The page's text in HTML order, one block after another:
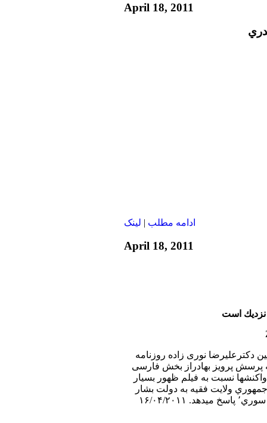
April 18, 2011
ادامه مطلب | لينک
April 18, 2011
نزديك است
دکترعليرضا نوری زاده روزنامه
پرسش پرويز بهادراز بخش فارسی
نسبت به فيلم ظهور بسيار
رژيم جمهوري ولايت فقيه به دولت بشار
۰۴/۲۰۱۱